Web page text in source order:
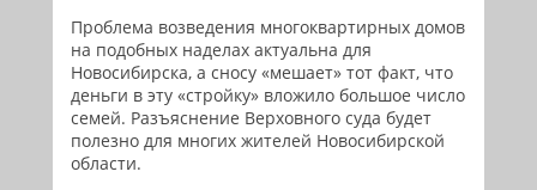
Проблема возведения многоквартирных домов
на подобных наделах актуальна для
Новосибирска, а сносу «мешает» тот факт, что
деньги в эту «стройку» вложило большое число
семей. Разъяснение Верховного суда будет
полезно для многих жителей Новосибирской
области.